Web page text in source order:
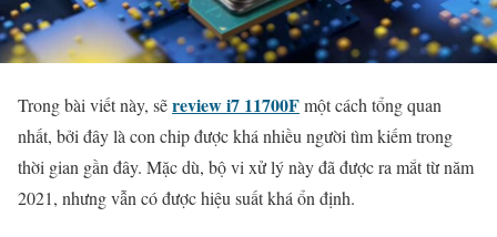
Trong bài viết này, sẽreview i7 11700Fmột cách tổng quan
nhất, bởi đây là con chip được khá nhiều người tìm kiếm trong
thời gian gần đây. Mặc dù, bộ vi xử lý này đã được ra mắt từ năm
2021, nhưng vẫn có được hiệu suất khá ổn định.